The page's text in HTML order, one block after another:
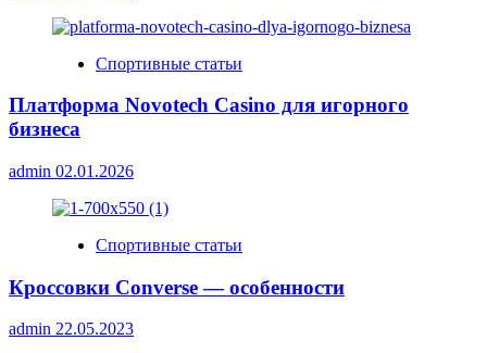
Спортивные статьи
Платформа Novotech Casino для игорного
бизнеса
admin 02.01.2026
Спортивные статьи
Кроссовки Converse — особенности
admin 22.05.2023